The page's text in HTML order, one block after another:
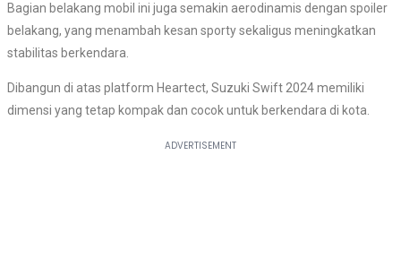
Bagian belakang mobil ini juga semakin aerodinamis dengan spoiler
belakang, yang menambah kesan sporty sekaligus meningkatkan
stabilitas berkendara.
Dibangun di atas platform Heartect, Suzuki Swift 2024 memiliki
dimensi yang tetap kompak dan cocok untuk berkendara di kota.